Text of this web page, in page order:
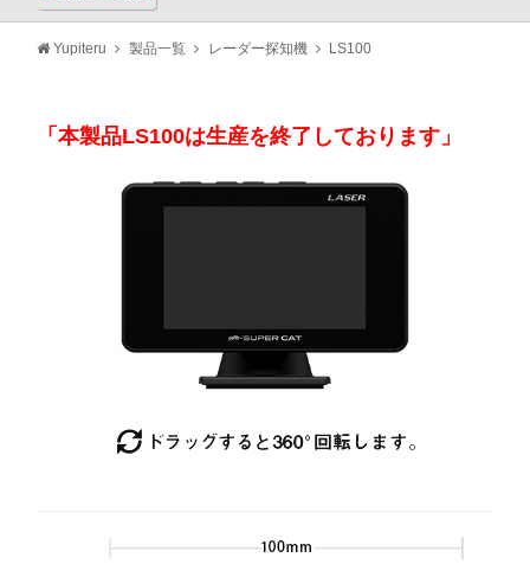
Yupiteru 製品一覧 レーダー探知機 LS100
「本製品LS100は生産を終了しております」